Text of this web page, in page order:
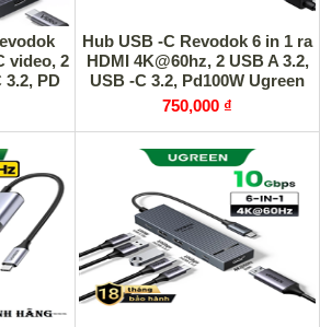
video, 2
3.2, PD
Hub USB -C Revodok 6 in 1 ra
HDMI 4K@60hz, 2 USB A 3.2,
USB -C 3.2, Pd100W Ugreen
45436 cao cấp
750,000 ₫